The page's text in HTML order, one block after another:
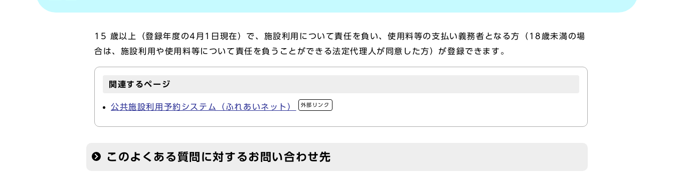
15 歳以上（登録年度の4月1日現在）で、施設利用について責任を負い、使用料等の支払い義務者となる方（18歳未満の場
合は、施設利用や使用料等について責任を負うことができる法定代理人が同意した方）が登録できます。
関連するページ
公共施設利用予約システム（ふれあいネット） 外部リンク
このよくある質問に対するお問い合わせ先